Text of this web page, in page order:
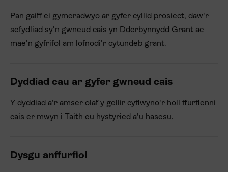
Pan gaiff ei gymeradwyo ar gyfer cyllid prosiect, daw'r
sefydliad sy'n gwneud cais yn Dderbynnydd Grant ac
mae'n gyfrifol am lofnodi'r cytundeb grant.
Dyddiad cau ar gyfer gwneud cais
Y dyddiad a'r amser olaf y gellir cyflwyno'r holl ffurflenni
cais er mwyn i Taith eu hystyried a'u hasesu.
Dysgu anffurfiol